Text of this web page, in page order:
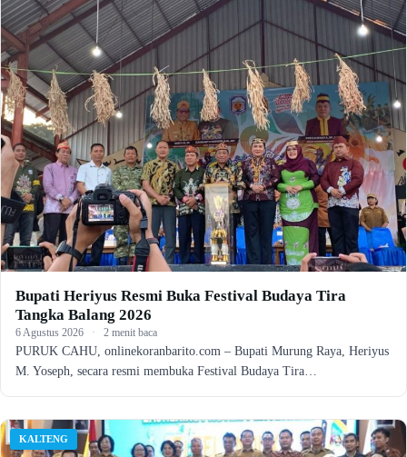
Bupati Heriyus Resmi Buka Festival Budaya Tira
Tangka Balang 2026
6 Agustus 2026 · 2 menit baca
PURUK CAHU, onlinekoranbarito.com – Bupati Murung Raya, Heriyus
M. Yoseph, secara resmi membuka Festival Budaya Tira…
KALTENG